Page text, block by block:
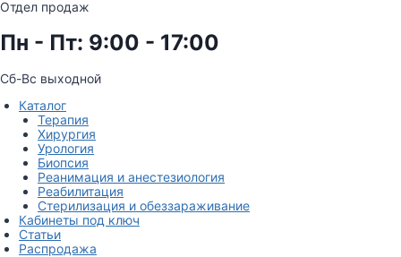
Отдел продаж
Пн - Пт: 9:00 - 17:00
Сб-Вс выходной
Каталог
Терапия
Хирургия
Урология
Биопсия
Реанимация и анестезиология
Реабилитация
Стерилизация и обеззараживание
Кабинеты под ключ
Статьи
Распродажа